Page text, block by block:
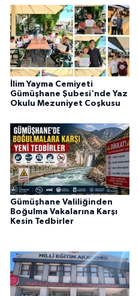
İlim Yayma Cemiyeti
Gümüşhane Şubesi'nde Yaz
Okulu Mezuniyet Coşkusu
Gümüşhane Valiliğinden
Boğulma Vakalarına Karşı
Kesin Tedbirler